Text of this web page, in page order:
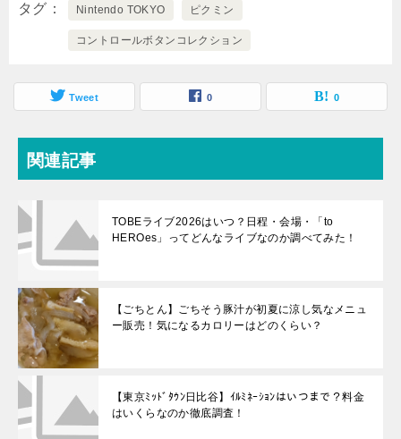
タグ Nintendo TOKYO ピクミン
コントロールボタンコレクション
Tweet 0 0
関連記事
TOBEライブ2026はいつ？日程・会場・「to
HEROes」ってどんなライブなのか調べてみた！
【ごちとん】ごちそう豚汁が初夏に涼し気なメニュ
ー販売！気になるカロリーはどのくらい？
【東京ﾐｯﾄﾞﾀｳﾝ日比谷】ｲﾙﾐﾈｰｼｮﾝはいつまで？料金
はいくらなのか徹底調査！